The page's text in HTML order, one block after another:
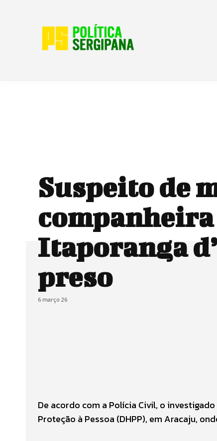
Suspeito de
companheira
Itaporanga
preso
6 março 26
De acordo com a Polícia Civil, o
Proteção à Pessoa (DHPP), em Aracaju,